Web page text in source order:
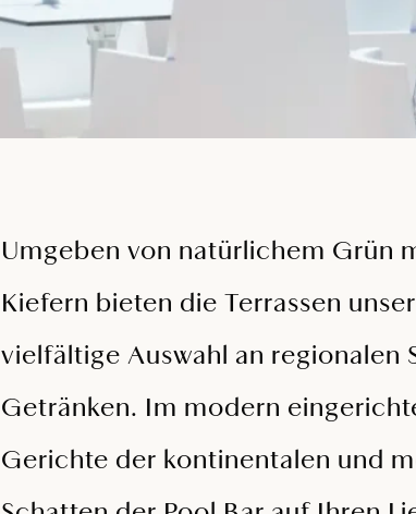
Umgeben von natürlichem Grün
Kiefern bieten die Terrassen
vielfältige Auswahl an regionalen
Getränken. Im modern
Gerichte der kontinentalen und